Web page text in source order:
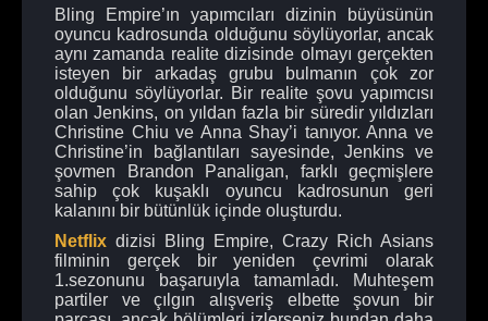
Bling Empire’ın yapımcıları dizinin büyüsünün
oyuncu kadrosunda olduğunu söylüyorlar, ancak
aynı zamanda realite dizisinde olmayı gerçekten
isteyen bir arkadaş grubu bulmanın çok zor
olduğunu söylüyorlar. Bir realite şovu yapımcısı
olan Jenkins, on yıldan fazla bir süredir yıldızları
Christine Chiu ve Anna Shay’i tanıyor. Anna ve
Christine’in bağlantıları sayesinde, Jenkins ve
şovmen Brandon Panaligan, farklı geçmişlere
sahip çok kuşaklı oyuncu kadrosunun geri
kalanını bir bütünlük içinde oluşturdu.
Netflix dizisi Bling Empire, Crazy Rich Asians
filminin gerçek bir yeniden çevrimi olarak
1.sezonunu başaruıyla tamamladı. Muhteşem
partiler ve çılgın alışveriş elbette şovun bir